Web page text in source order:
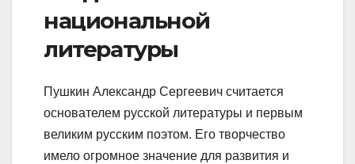
национальной
литературы
Пушкин Александр Сергеевич считается
основателем русской литературы и первым
великим русским поэтом. Его творчество
имело огромное значение для развития и